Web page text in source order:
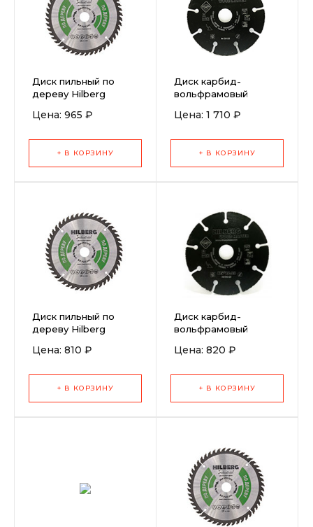
Диск пильный по
дереву Hilberg
190x30/20x48T
Цена: 965 ₽
+ В КОРЗИНУ
Диск карбид-
вольфрамовый
230 мм
Цена: 1 710 ₽
+ В КОРЗИНУ
Диск пильный по
дереву Hilberg
Цена: 810 ₽
+ В КОРЗИНУ
Диск карбид-
вольфрамовый
125 мм
Цена: 820 ₽
+ В КОРЗИНУ